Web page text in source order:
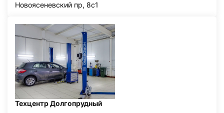
Новоясеневский пр, 8с1
Техцентр Долгопрудный